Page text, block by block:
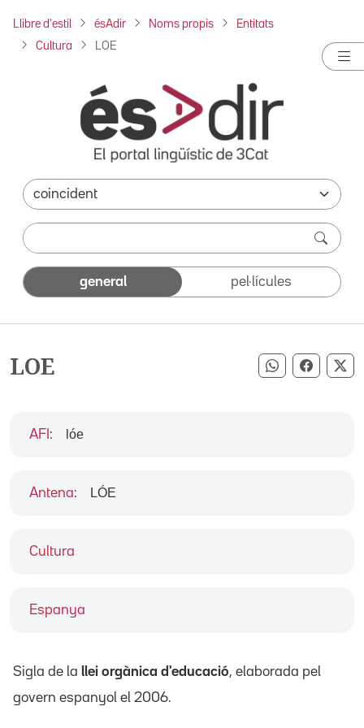
Llibre d'estil ésAdir Noms propis Entitats
Cultura LOE
general pel·lícules
LOE Compartir
Cultura
Espanya
AFI : lóe
Antena: LÓE
Sigla de la llei orgànica d'educació, elaborada pel
govern espanyol el 2006.